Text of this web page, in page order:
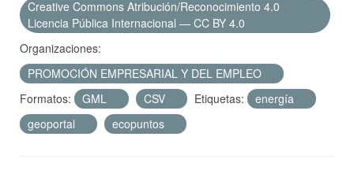
Creative Commons Atribución/Reconocimiento 4.0
Licencia Pública Internacional — CC BY 4.0
Organizaciones:
PROMOCIÓN EMPRESARIAL Y DEL EMPLEO
Formatos:
GML CSV Etiquetas:
energía
geoportal
ecopuntos